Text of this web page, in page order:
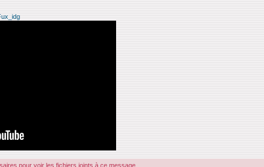
pour voir les fichiers joints à ce message.